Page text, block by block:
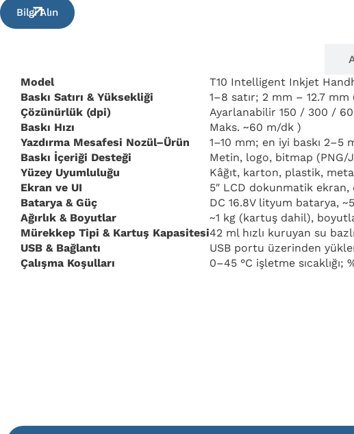
Bilgi Alın
Model
T10 Intelligent Inkjet
Baskı Satırı & Yüksekliği
1–8 satır; 2 mm – 12.7
Çözünürlük (dpi)
Ayarlanabilir 150 / 300 /
Baskı Hızı
Maks. ~60 m/dk )
Yazdırma Mesafesi Nozül–Ürün
1–10 mm; en iyi baskı 2–5
Baskı İçeriği Desteği
Metin, logo, bitmap (PNG/
Yüzey Uyumluluğu
Kâğıt, karton, plastik,
Ekran ve UI
5″ LCD dokunmatik
Batarya & Güç
DC 16.8V lityum batarya,
Ağırlık & Boyutlar
~1 kg (kartuş dahil),
Mürekkep Tipi & Kartuş Kapasitesi42 ml hızlı kuruyan su
USB & Bağlantı
USB portu üzerinden
Çalışma Koşulları
0–45 °C işletme sıcaklığı;